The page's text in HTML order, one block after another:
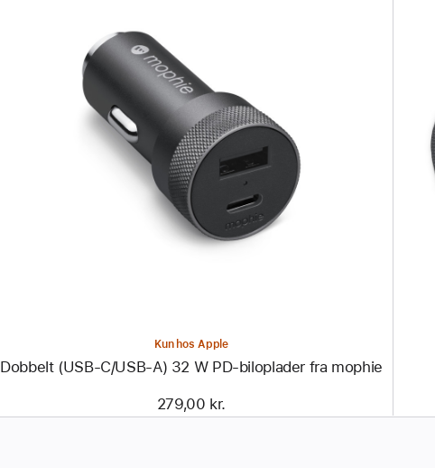
Forrige
Billede
-
Dobbelt
(USB-
C/USB-
A)
32 W
PD-
Kun hos Apple
Dobbelt (USB-C/USB-A) 32 W PD-biloplader fra mophie
279,00 kr.